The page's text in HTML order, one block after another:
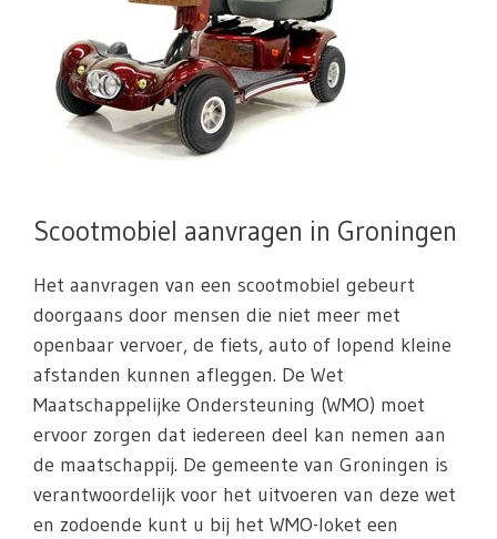
Scootmobiel aanvragen in Groningen
Het aanvragen van een scootmobiel gebeurt
doorgaans door mensen die niet meer met
openbaar vervoer, de fiets, auto of lopend kleine
afstanden kunnen afleggen. De Wet
Maatschappelijke Ondersteuning (WMO) moet
ervoor zorgen dat iedereen deel kan nemen aan
de maatschappij. De gemeente van Groningen is
verantwoordelijk voor het uitvoeren van deze wet
en zodoende kunt u bij het WMO-loket een